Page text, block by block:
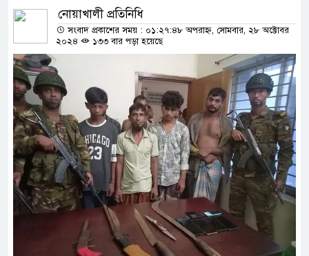
নোয়াখালী প্রতিনিধি
সংবাদ প্রকাশের সময় : ০১:২৭:৪৮ অপরাহ্ন, সোমবার, ২৮ অক্টোবর
২০২৪
১৩৩ বার পড়া হয়েছে